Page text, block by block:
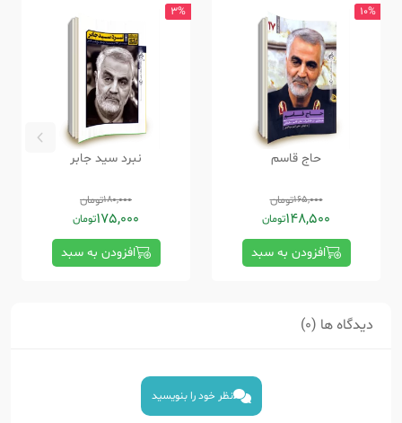
10%
حاج قاسم
165,000تومان
148,500تومان
افزودن به سبد
3%
نبرد سید جابر
180,000تومان
175,000تومان
افزودن به سبد
دیدگاه ها (0)
نظر خود را بنویسید